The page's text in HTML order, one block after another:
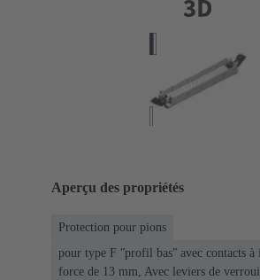
Aperçu des propriétés
Protection pour pions
pour type F ʺprofil basʺ avec contacts à
force de 13 mm, Avec leviers de